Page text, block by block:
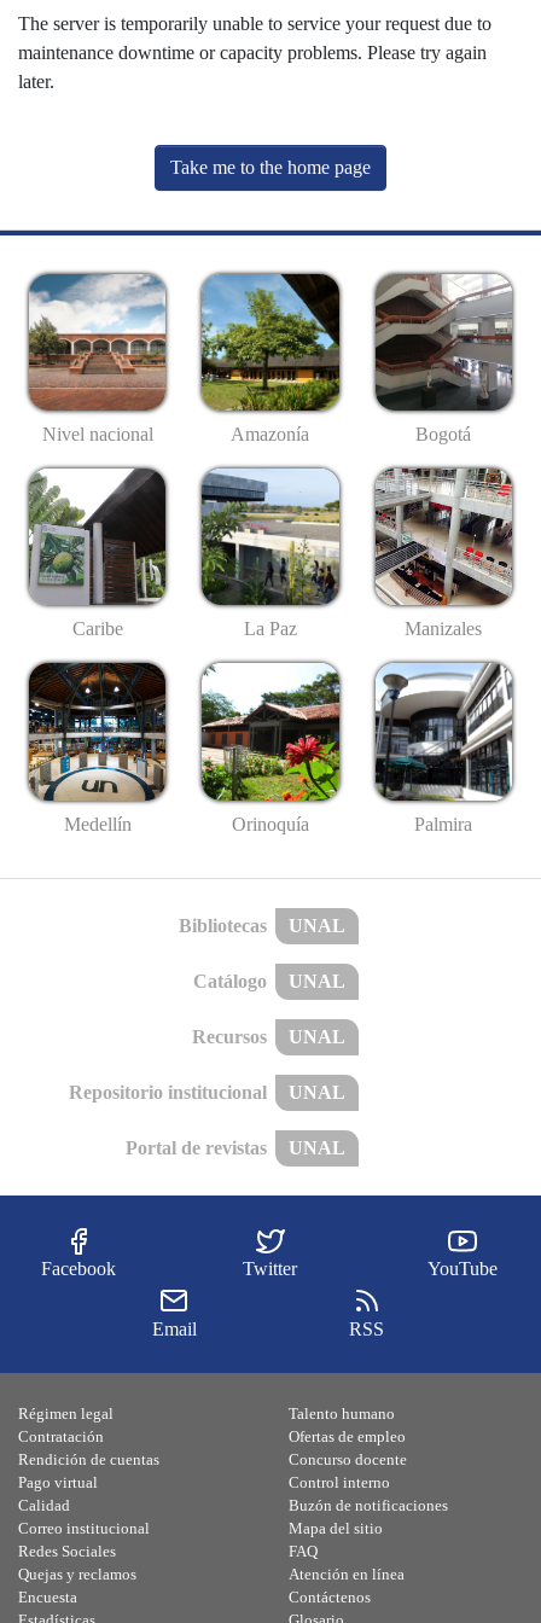
The server is temporarily unable to service your request due to
maintenance downtime or capacity problems. Please try again
later.
Take me to the home page
Nivel nacional Amazonía Bogotá
Caribe La Paz Manizales
Medellín Orinoquía Palmira
Bibliotecas UNAL
Catálogo UNAL
Recursos UNAL
Repositorio institucional UNAL
Portal de revistas UNAL
Facebook Twitter YouTube
Email RSS
Régimen legal
Contratación
Rendición de cuentas
Pago virtual
Calidad
Talento humano
Ofertas de empleo
Concurso docente
Control interno
Buzón de notificaciones
Correo institucional
Redes Sociales
Quejas y reclamos
Encuesta
Mapa del sitio
FAQ
Atención en línea
Contáctenos